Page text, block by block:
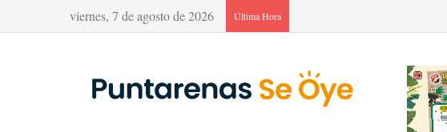
viernes, 7 de agosto de 2026 Última Hora